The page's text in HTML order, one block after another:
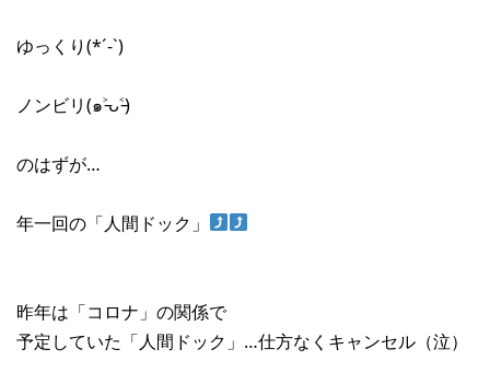
ゆっくり(*´-`)
ノンビリ(๑˃̵ᴗ˂̵)
のはずが…
年一回の「人間ドック」
昨年は「コロナ」の関係で
予定していた「人間ドック」…仕方なくキャンセル（泣）